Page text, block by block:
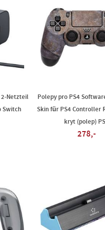
2-Netzteil
Switch
Polepy pro PS4
Skin für PS4 Controller
kryt (polep)
278,-